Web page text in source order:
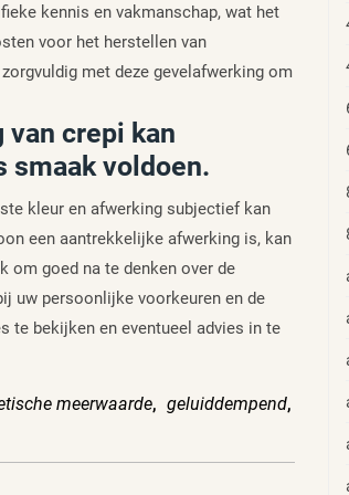
kennis en vakmanschap, wat het
voor het herstellen van
met deze gevelafwerking om
van crepi kan
smaak voldoen.
kleur en afwerking subjectief kan
een aantrekkelijke afwerking is, kan
om goed na te denken over de
uw persoonlijke voorkeuren en de
te bekijken en eventueel advies in te
meerwaarde, geluiddempend,